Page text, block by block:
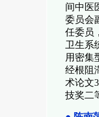
间中医
委员会
任委员
卫生系
用密集
经根阻
术论文
技奖二